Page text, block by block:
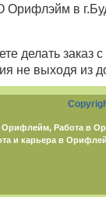
в
делать заказ
не выходя из
Орифлейм, Работа в
и карьера в